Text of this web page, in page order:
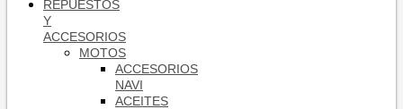
REPUESTOS
Y
ACCESORIOS
MOTOS
ACCESORIOS
NAVI
ACEITES